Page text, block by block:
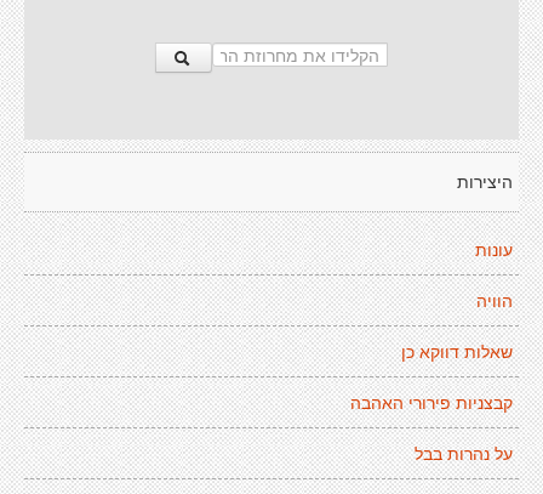
היצירות
עונות
הוויה
שאלות דווקא כן
קבצניות פירורי האהבה
על נהרות בבל